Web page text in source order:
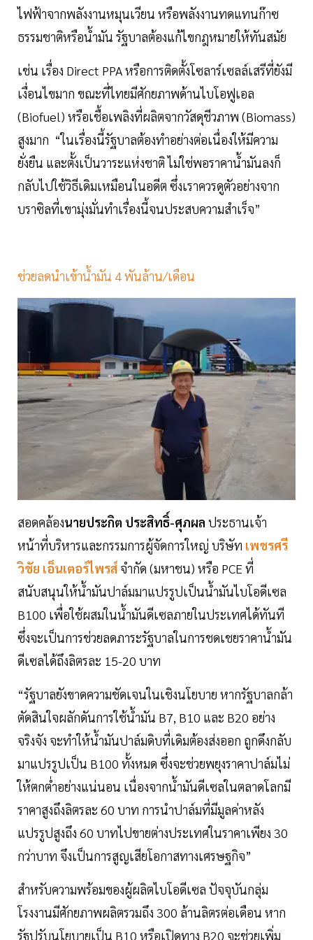
ไฟฟ้าจากพลังงานหมุนเวียน หรือพลังงานทดแทนก๊าซ
ธรรมชาติหรือน้ำมัน รัฐบาลต้องแก้ไขกฎหมายให้ทันสมัย
เช่น เรื่อง Direct PPA หรือการติดตั้งโซลาร์เซลล์เสรีที่ยังมี
เงื่อนไขมาก ขณะที่ไทยมีศักยภาพด้านไบโอฟูเอล
(Biofuel) หรือเชื้อเพลิงที่ผลิตจากวัสดุชีวภาพ (Biomass)
สูงมาก “ในเรื่องนี้รัฐบาลต้องทำอย่างต่อเนื่องให้มีความ
ยั่งยืน และตั้งเป็นวาระแห่งชาติ ไม่ใช่พอราคาน้ำมันลงก็
กลับไปใช้วิธีเดิมเหมือนในอดีต ซึ่งเราควรดูตัวอย่างจาก
บราซิลที่เขามุ่งมั่นทำเรื่องนี้จนประสบความสำเร็จ”
ช่วยลดนำเข้าน้ำมัน 4 พันล้าน/เดือน
สอดคล้องนายประกิต ประสิทธิ์-ศุภผล ประธานเจ้า
หน้าที่บริหารและกรรมการผู้จัดการใหญ่ บริษัท เพชรศรี
วิชัย เอ็นเตอร์ไพรส์ จำกัด (มหาชน) หรือ PCE ที่
สนับสนุนให้น้ำมันปาล์มมาแปรรูปเป็นน้ำมันไบโอดีเซล
B100 เพื่อใช้ผสมในน้ำมันดีเซลภายในประเทศได้ทันที
ซึ่งจะเป็นการช่วยลดภาระรัฐบาลในการชดเชยราคาน้ำมัน
ดีเซลได้ถึงลิตรละ 15-20 บาท
“รัฐบาลยังขาดความชัดเจนในเชิงนโยบาย หากรัฐบาลกล้า
ตัดสินใจผลักดันการใช้น้ำมัน B7, B10 และ B20 อย่าง
จริงจัง จะทำให้น้ำมันปาล์มดิบที่เดิมต้องส่งออก ถูกดึงกลับ
มาแปรรูปเป็น B100 ทั้งหมด ซึ่งจะช่วยพยุงราคาปาล์มไม่
ให้ตกต่ำอย่างแน่นอน เนื่องจากน้ำมันดีเซลในตลาดโลกมี
ราคาสูงถึงลิตรละ 60 บาท การนำปาล์มที่มีมูลค่าหลัง
แปรรูปสูงถึง 60 บาทไปขายต่างประเทศในราคาเพียง 30
กว่าบาท จึงเป็นการสูญเสียโอกาสทางเศรษฐกิจ”
สำหรับความพร้อมของผู้ผลิตไบโอดีเซล ปัจจุบันกลุ่ม
โรงงานมีศักยภาพผลิตรวมถึง 300 ล้านลิตรต่อเดือน หาก
รัฐปรับนโยบายเป็น B10 หรือเปิดทาง B20 จะช่วยเพิ่ม